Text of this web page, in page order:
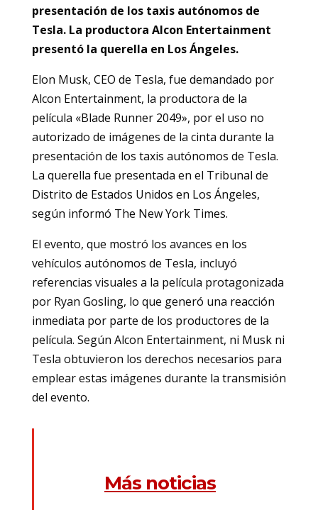
presentación de los taxis autónomos de
Tesla. La productora Alcon Entertainment
presentó la querella en Los Ángeles.
Elon Musk, CEO de Tesla, fue demandado por
Alcon Entertainment, la productora de la
película «Blade Runner 2049», por el uso no
autorizado de imágenes de la cinta durante la
presentación de los taxis autónomos de Tesla.
La querella fue presentada en el Tribunal de
Distrito de Estados Unidos en Los Ángeles,
según informó The New York Times.
El evento, que mostró los avances en los
vehículos autónomos de Tesla, incluyó
referencias visuales a la película protagonizada
por Ryan Gosling, lo que generó una reacción
inmediata por parte de los productores de la
película. Según Alcon Entertainment, ni Musk ni
Tesla obtuvieron los derechos necesarios para
emplear estas imágenes durante la transmisión
del evento.
Más noticias